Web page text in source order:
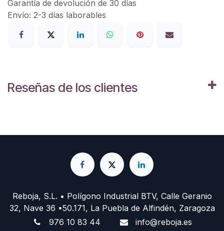
Garantía de devolución de 30 días
Envío: 2-3 días laborables
Reseñas de los clientes
Reboja, S.L. • Polígono Industrial BTV, Calle Geranio
32, Nave 36 •50.171, La Puebla de Alfindén, Zaragoza
976 10 83 44
info@reboja.es